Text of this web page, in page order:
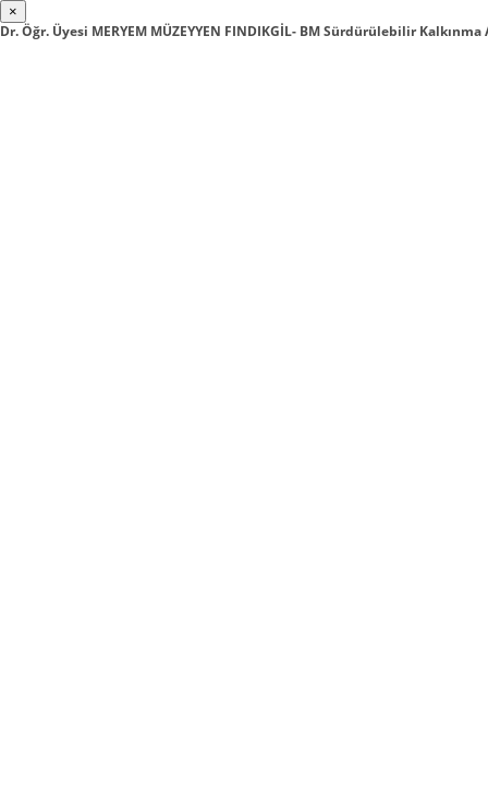
×
Dr. Öğr. Üyesi MERYEM MÜZEYYEN FINDIKGİL- BM Sürdürülebilir Kalkınma